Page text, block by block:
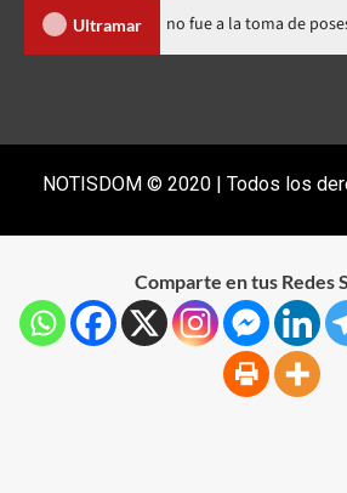
Ultramar Luis Abinader no fue a la
NOTISDOM © 2020 | Todos los
Comparte en tus Redes